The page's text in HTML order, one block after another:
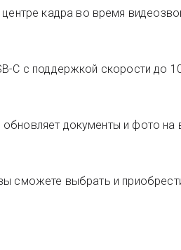
кадра во время
C с поддержкой скорости до
документы и фото
сможете выбрать и